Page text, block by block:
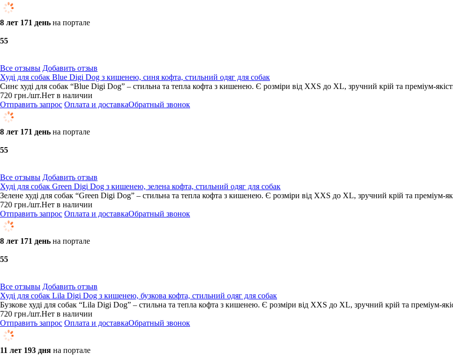
8 лет 171 день на портале
55
Все отзывы Добавить отзыв
Худі для собак Blue Digi Dog з кишенею, синя кофта, стильний одяг для собак
Синє худі для собак “Blue Digi Dog” – стильна та тепла кофта з кишенею. Є розміри від XXS до XL, зручний крій та преміум-
720 грн./шт.Нет в наличии
Отправить запрос Оплата и доставкаОбратный звонок
8 лет 171 день на портале
55
Все отзывы Добавить отзыв
Худі для собак Green Digi Dog з кишенею, зелена кофта, стильний одяг для собак
Зелене худі для собак “Green Digi Dog” – стильна та тепла кофта з кишенею. Є розміри від XXS до XL, зручний крій та преміум-
720 грн./шт.Нет в наличии
Отправить запрос Оплата и доставкаОбратный звонок
8 лет 171 день на портале
55
Все отзывы Добавить отзыв
Худі для собак Lila Digi Dog з кишенею, бузкова кофта, стильний одяг для собак
Бузкове худі для собак “Lila Digi Dog” – стильна та тепла кофта з кишенею. Є розміри від XXS до XL, зручний крій та преміум-
720 грн./шт.Нет в наличии
Отправить запрос Оплата и доставкаОбратный звонок
11 лет 193 дня на портале